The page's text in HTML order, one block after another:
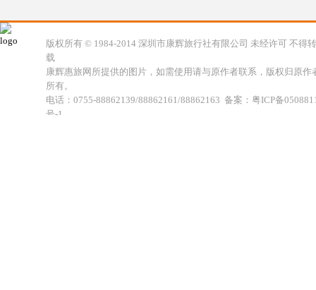
版权所有 © 1984-2014 深圳市康辉旅行社有限公司 未经许可 不得转
载
康辉惠旅网所提供的图片，如需使用请与原作者联系，版权归原作
所有。
电话：0755-88862139/88862161/88862163 备案：粤ICP备
号-1